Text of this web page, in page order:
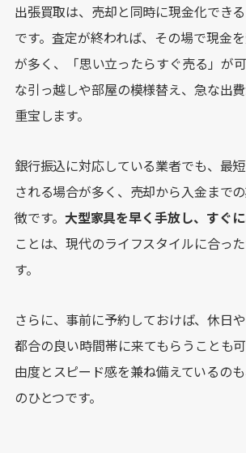
出張買取は、売却と同時に現金化でき
です。査定が終われば、その場で現金
が多く、「思い立ったらすぐ売る」が
な引っ越しや部屋の模様替え、急な出
重宝します。
銀行振込に対応している業者でも、最
される場合が多く、売却から入金まで
徴です。 大型家具を早く手放し、すぐ
ことは、現代のライフスタイルに合っ
す。
さらに、事前に予約しておけば、休日や
都合の良い時間帯に来てもらうことも
由度とスピード感を兼ね備えているの
のひとつです。